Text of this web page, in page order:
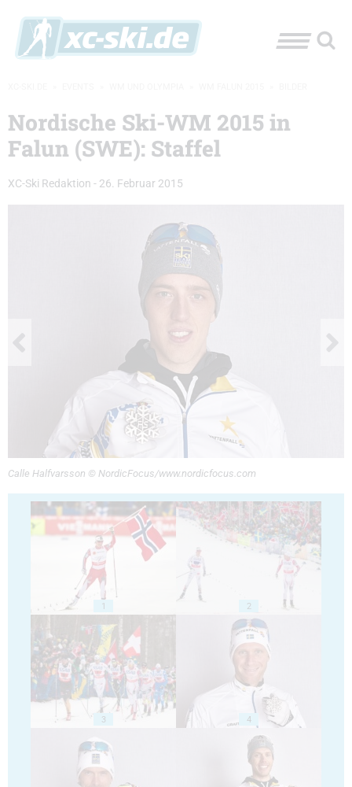
Nordische Ski-WM 2015 in
Falun (SWE): Staffel
XC-Ski Redaktion - 26. Februar 2015
Calle Halfvarsson © NordicFocus/www.nordicfocus.com
1 2
3 4